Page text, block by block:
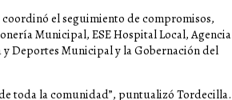
el seguimiento de compromisos,
Municipal, ESE Hospital Local, Agencia
Deportes Municipal y la Gobernación del
toda la comunidad”, puntualizó Tordecilla.